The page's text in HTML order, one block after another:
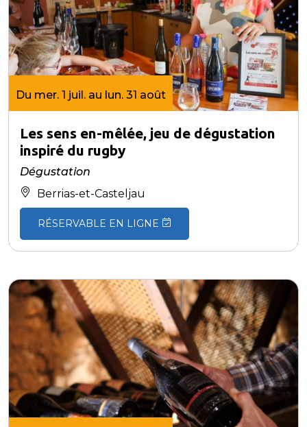
Du mer. 1 juil. au lun. 31 août
Les sens en-mêlée, jeu de dégustation
inspiré du rugby
Dégustation
Berrias-et-Casteljau
RÉSERVABLE EN LIGNE